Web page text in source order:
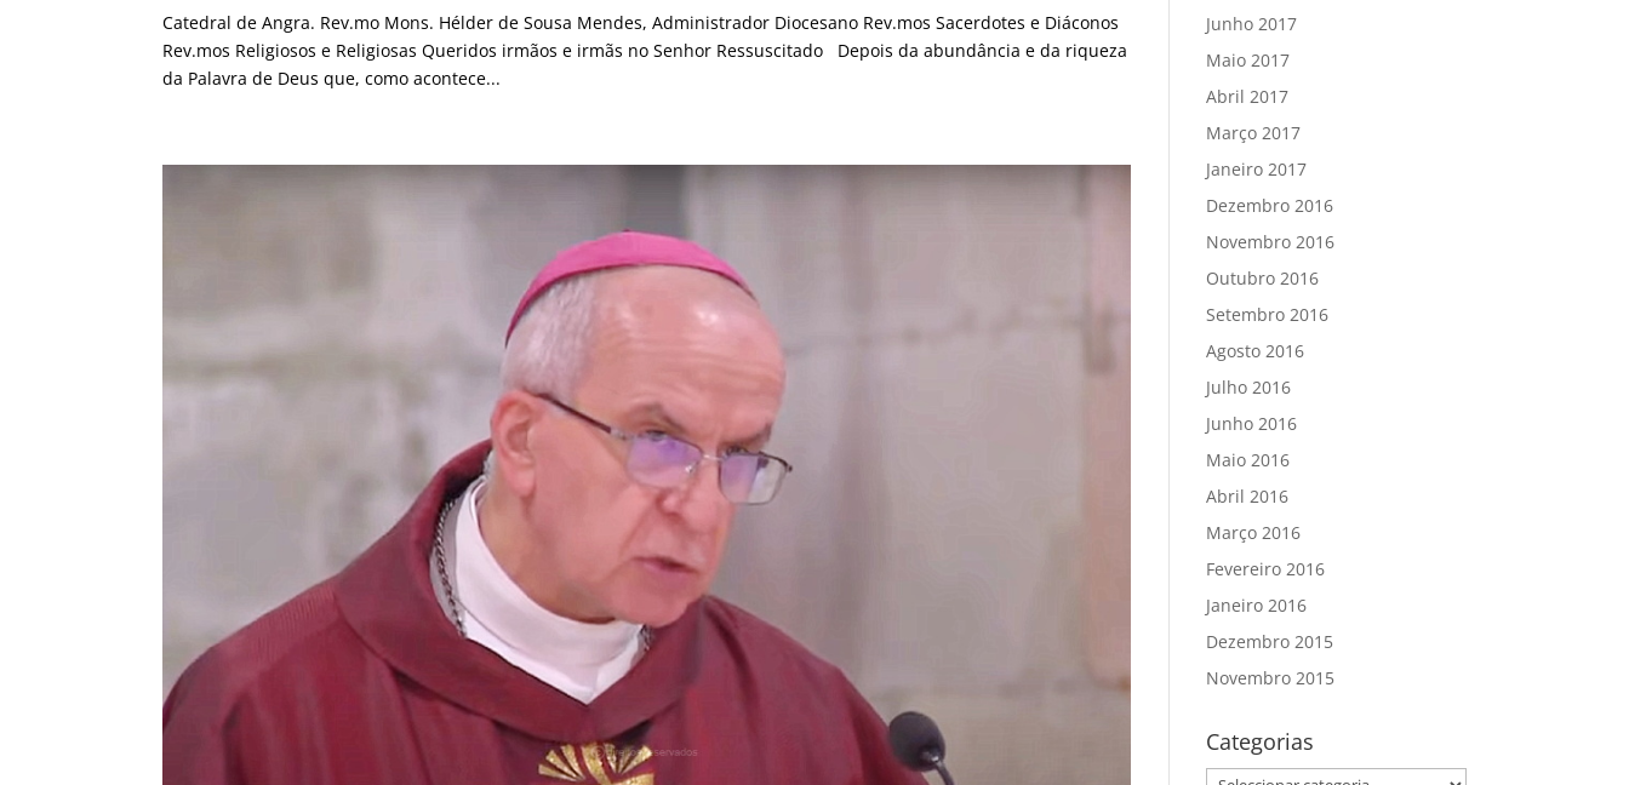
Catedral de Angra. Rev.mo Mons. Hélder de Sousa Mendes, Administrador Diocesano Rev.mos Sacerdotes e Diáconos
Rev.mos Religiosos e Religiosas Queridos irmãos e irmãs no Senhor Ressuscitado Depois da abundância e da riqueza
da Palavra de Deus que, como acontece...
Junho 2017
Maio 2017
Abril 2017
Março 2017
Janeiro 2017
Dezembro 2016
Novembro 2016
Outubro 2016
Setembro 2016
Agosto 2016
Julho 2016
Junho 2016
Maio 2016
Abril 2016
Março 2016
Fevereiro 2016
Janeiro 2016
Dezembro 2015
Novembro 2015
Categorias